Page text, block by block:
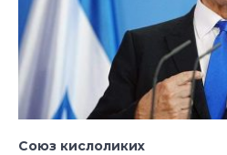
Союз кислоликих